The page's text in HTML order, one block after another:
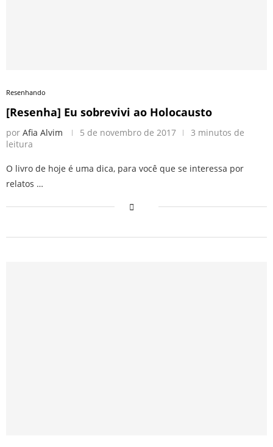
Resenhando
[Resenha] Eu sobrevivi ao Holocausto
por Afia Alvim 5 de novembro de 2017
3 minutos de
leitura
O livro de hoje é uma dica, para você que se interessa por
relatos …